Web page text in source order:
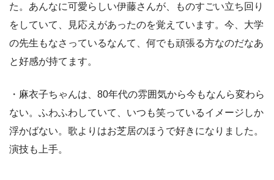
た。あんなに可愛らしい伊藤さんが、ものすごい立ち回り
をしていて、見応えがあったのを覚えています。今、大学
の先生もなさっているなんて、何でも頑張る方なのだなあ
と好感が持てます。
・麻衣子ちゃんは、80年代の雰囲気から今もなんら変わら
ない。ふわふわしていて、いつも笑っているイメージしか
浮かばない。歌よりはお芝居のほうで好きになりました。
演技も上手。